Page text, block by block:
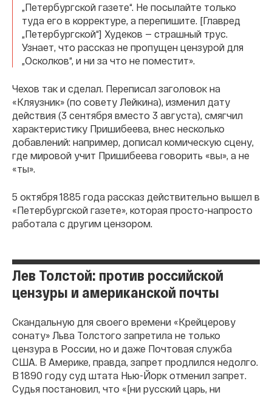
„Петербургской газете“. Не посылайте только
туда его в корректуре, а перепишите. [Главред
„Петербургской“] Худеков — страшный трус.
Узнает, что рассказ не пропущен цензурой для
„Осколков“, и ни за что не поместит».
Чехов так и сделал. Переписал заголовок на
«Кляузник» (по совету Лейкина), изменил дату
действия (3 сентября вместо 3 августа), смягчил
характеристику Пришибеева, внес несколько
добавлений: например, дописал комическую сцену,
где мировой учит Пришибеева говорить «вы», а не
«ты».
5 октября 1885 года рассказ действительно вышел в
«Петербургской газете», которая просто-напросто
работала с другим цензором.
Лев Толстой: против российской
цензуры и американской почты
Скандальную для своего времени «Крейцерову
сонату» Льва Толстого запретила не только
цензура в России, но и даже Почтовая служба
США. В Америке, правда, запрет продлился недолго.
В 1890 году суд штата Нью-Йорк отменил запрет.
Судья постановил, что «[ни русский царь, ни